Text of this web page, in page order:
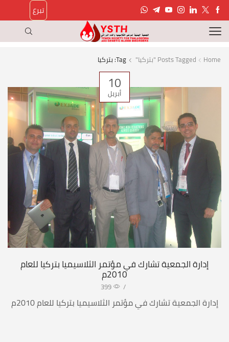
تبرع
Home Posts Tagged "بتركيا" Tag: بتركيا
10
أبريل
إدارة الجمعية تشارك في مؤتمر الثلاسيميا بتركيا للعام
2010م
/
399
إدارة الجمعية تشارك في مؤتمر الثلاسيميا بتركيا للعام 2010م